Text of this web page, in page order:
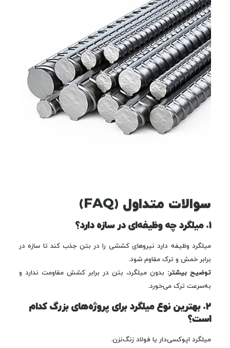
سوالات متداول (FAQ)
۱. میلگرد چه وظیفه‌ای در سازه دارد؟
میلگرد وظیفه دارد نیروهای کششی را در بتن جذب کند تا سازه در
برابر خمش و ترک مقاوم شود.
توضیح بیشتر: بدون میلگرد، بتن در برابر کشش مقاومت ندارد و
به‌سرعت ترک می‌خورد.
۲. بهترین نوع میلگرد برای پروژه‌های بزرگ کدام
است؟
میلگرد اپوکسی‌دار یا فولاد زنگ‌نزن.